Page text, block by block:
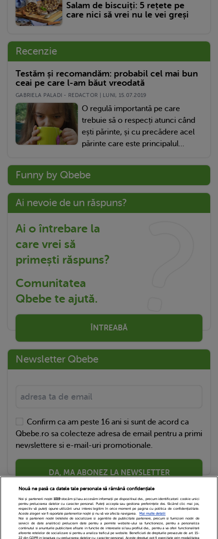
Salam de biscuiți: 5 rețete pe
care nici să vrei nu le vei greși
Recenzie
Testăm și recomandăm: probabil cel mai bun
ceai pe care l-am băut vreodată
GABRIELA PALADI - REDACTOR | LUNI, 15.07.2019
O regulă importantă pe care
trebuie să o respecți atunci când
ești părinte, și cu precădere acel
părinte care este principalul...
Funny by Qbebe
Ai nevoie de un răspuns?
Ai o întrebare la
care vrei să
primești răspuns?
Comunitatea
Qbebe te ajută.
ÎNTREABĂ
Newsletter Qbebe
Confirm ca am peste 16 ani si sunt de acord ca
Qbebe.ro sa colecteze adresa de email pentru a primi
newslettere si e-mail-uri promotionale.
DA, MA ABONEZ LA NEWSLETTER
Nouă ne pasă ca datele tale personale să rămână confidențiale
Noi și partenerii noștri 1019stocăm și/sau accesăm informații pe dispozitivul dvs., precum identificatorii cookie unici
pentru prelucrarea datelor cu caracter personal. Puteți accepta sau gestiona preferințele dvs. făcând clic mai jos,
respectiv vă puteți opune utilizării unui interes legitim în orice moment pe pagina cu politica de confidențialitate.
Aceste alegeri vor fi raportate partenerilor noștri și nu vă vor afecta navigarea.
Mai multe detalii
Noi si partenerii nostri (retelele de socializare si agentiile de publicitate partenere, precum si furnizorii nostri de
servicii de date analitice) prelucram date pentru a permite website-ului sa functioneze, pentru a personaliza
continutul si anunturile publicitare afisate in functie de interesele si/sau profilul dvs., pentru a va oferi functionalitati
aferente retelelor de socializare si pentru a analiza traficul pe website. Beneficiati de drepturile prevazute de art. 15-
22 din GDPR in legatura cu prelucrarea datelor cu caracter personal. Aceste drepturi pot fi exercitate prin modalitatea